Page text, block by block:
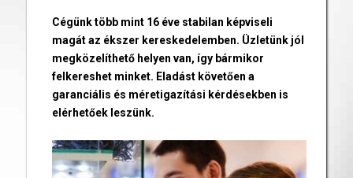
Cégünk több mint 16 éve stabilan képviseli
magát az ékszer kereskedelemben. Üzletünk jól
megközelíthető helyen van, így bármikor
felkereshet minket. Eladást követően a
garanciális és méretigazítási kérdésekben is
elérhetőek leszünk.